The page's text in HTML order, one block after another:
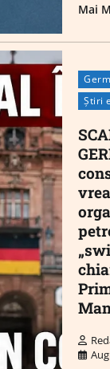
Mai
Știri